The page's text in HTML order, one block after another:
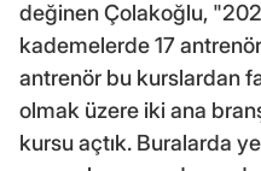
değinen Çolakoğlu,
kademelerde 17
antrenör bu kurslardan
olmak üzere iki ana
kursu açtık. Buralarda